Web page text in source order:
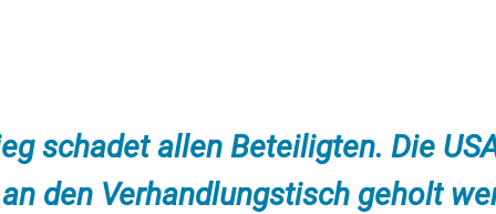
schadet allen Beteiligten. Die
den Verhandlungstisch geholt